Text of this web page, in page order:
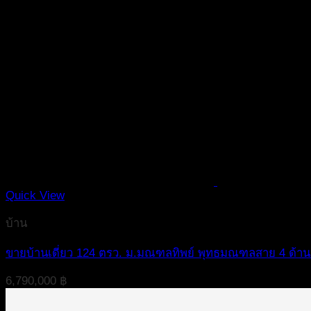
Quick View
บ้าน
ขายบ้านเดี่ยว 124 ตรว. ม.มณฑลทิพย์ พุทธมณฑลสาย 4 ด้า
6,790,000 ฿